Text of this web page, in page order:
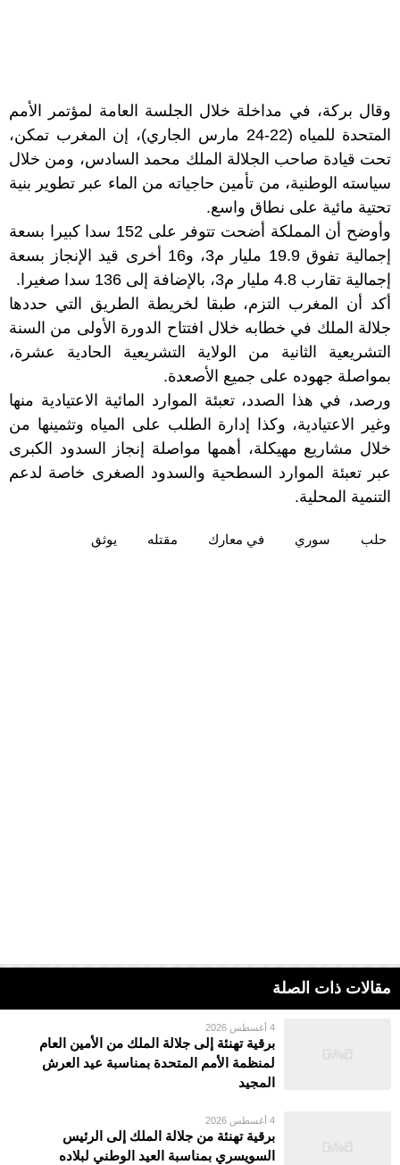
وقال بركة، في مداخلة خلال الجلسة العامة لمؤتمر الأمم
المتحدة للمياه (22-24 مارس الجاري)، إن المغرب تمكن،
تحت قيادة صاحب الجلالة الملك محمد السادس، ومن خلال
سياسته الوطنية، من تأمين حاجياته من الماء عبر تطوير بنية
تحتية مائية على نطاق واسع.
وأوضح أن المملكة أضحت تتوفر على 152 سدا كبيرا بسعة
إجمالية تفوق 19.9 مليار م3، و16 أخرى قيد الإنجاز بسعة
إجمالية تقارب 4.8 مليار م3، بالإضافة إلى 136 سدا صغيرا.
أكد أن المغرب التزم، طبقا لخريطة الطريق التي حددها
جلالة الملك في خطابه خلال افتتاح الدورة الأولى من السنة
التشريعية الثانية من الولاية التشريعية الحادية عشرة،
بمواصلة جهوده على جميع الأصعدة.
ورصد، في هذا الصدد، تعبئة الموارد المائية الاعتيادية منها
وغير الاعتيادية، وكذا إدارة الطلب على المياه وتثمينها من
خلال مشاريع مهيكلة، أهمها مواصلة إنجاز السدود الكبرى
عبر تعبئة الموارد السطحية والسدود الصغرى خاصة لدعم
التنمية المحلية.
حلب سوري في معارك مقتله يوثق
مقالات ذات الصلة
4 أغسطس 2026
برقية تهنئة إلى جلالة الملك من الأمين العام
لمنظمة الأمم المتحدة بمناسبة عيد العرش
المجيد
4 أغسطس 2026
برقية تهنئة من جلالة الملك إلى الرئيس
السويسري بمناسبة العيد الوطني لبلاده